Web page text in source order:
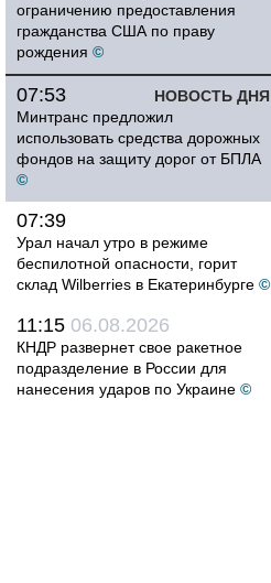
ограничению предоставления
гражданства США по праву
рождения ©
НОВОСТЬ ДНЯ
07:53
Минтранс предложил
использовать средства дорожных
фондов на защиту дорог от БПЛА
©
07:39
Урал начал утро в режиме
беспилотной опасности, горит
склад Wilberries в Екатеринбурге ©
11:15 06.08.2026
КНДР развернет свое ракетное
подразделение в России для
нанесения ударов по Украине ©